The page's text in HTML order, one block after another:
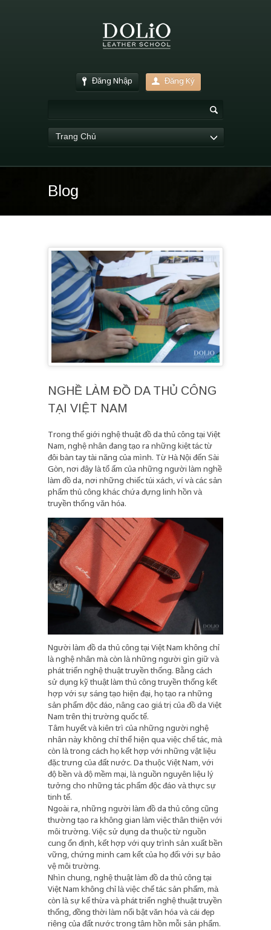
Đăng Nhập Đăng Ký
Trang Chủ
Blog
NGHỀ LÀM ĐỒ DA THỦ CÔNG
TẠI VIỆT NAM
Trong thế giới nghệ thuật đồ da thủ công tại Việt
Nam, nghệ nhân đang tạo ra những kiệt tác từ
đôi bàn tay tài năng của mình. Từ Hà Nội đến Sài
Gòn, nơi đây là tổ ấm của những người làm nghề
làm đồ da, nơi những chiếc túi xách, ví và các sản
phẩm thủ công khác chứa đựng linh hồn và
truyền thống văn hóa.
Người làm đồ da thủ công tại Việt Nam không chỉ
là nghệ nhân mà còn là những người gìn giữ và
phát triển nghệ thuật truyền thống. Bằng cách
sử dụng kỹ thuật làm thủ công truyền thống kết
hợp với sự sáng tạo hiện đại, họ tạo ra những
sản phẩm độc đáo, nâng cao giá trị của đồ da Việt
Nam trên thị trường quốc tế.
Tâm huyết và kiên trì của những người nghệ
nhân này không chỉ thể hiện qua việc chế tác, mà
còn là trong cách họ kết hợp với những vật liệu
đặc trưng của đất nước. Da thuộc Việt Nam, với
độ bền và độ mềm mại, là nguồn nguyên liệu lý
tưởng cho những tác phẩm độc đáo và thực sự
tinh tế.
Ngoài ra, những người làm đồ da thủ công cũng
thường tạo ra không gian làm việc thân thiện với
môi trường. Việc sử dụng da thuộc từ nguồn
cung ổn định, kết hợp với quy trình sản xuất bền
vững, chứng minh cam kết của họ đối với sự bảo
vệ môi trường.
Nhìn chung, nghệ thuật làm đồ da thủ công tại
Việt Nam không chỉ là việc chế tác sản phẩm, mà
còn là sự kế thừa và phát triển nghệ thuật truyền
thống, đồng thời làm nổi bật văn hóa và cái đẹp
riêng của đất nước trong tâm hồn mỗi sản phẩm.